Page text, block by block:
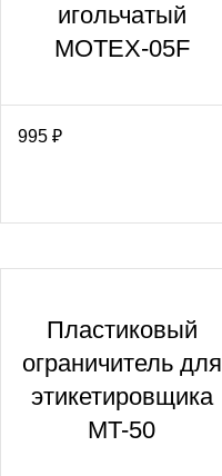
игольчатый
MOTEX-05F
995 ₽
Пластиковый
ограничитель для
этикетировщика
MT-50